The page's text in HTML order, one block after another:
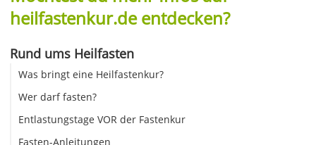
heilfastenkur.de entdecken?
Rund ums Heilfasten
Was bringt eine Heilfastenkur?
Wer darf fasten?
Entlastungstage VOR der Fastenkur
Fasten-Anleitungen